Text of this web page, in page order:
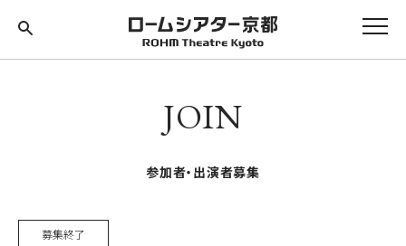
JOIN
参加者・出演者募集
募集終了